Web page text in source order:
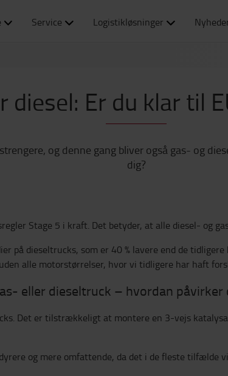
Service Logistikløsninger
diesel: Er du klar til
og denne gang bliver også gas- og
dig?
Stage 5 i kraft. Det betyder, at alle diesel- og
på dieseltrucks, som er 40 % lavere end de
alle motorstørrelser, hvor vi tidligere har haft
eller dieseltruck – hvordan påvirker
Det er tilstrækkeligt at montere en 3-vejs
og mere omfattende, da det i de fleste